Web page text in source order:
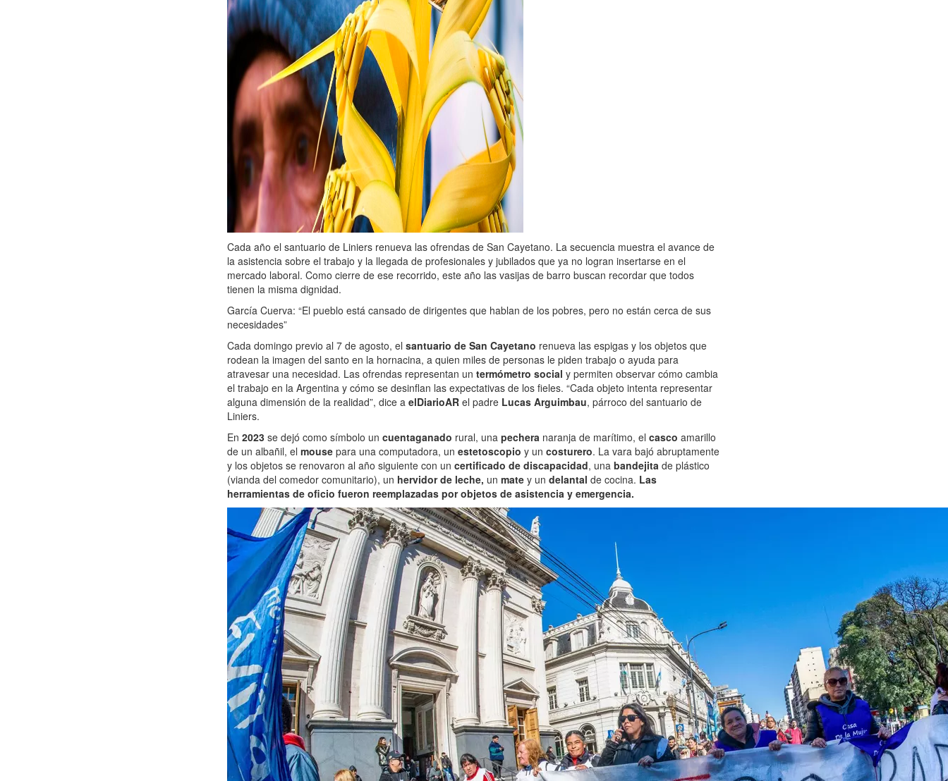
Cada año el santuario de Liniers renueva las ofrendas de San Cayetano. La secuencia muestra el avance de
la asistencia sobre el trabajo y la llegada de profesionales y jubilados que ya no logran insertarse en el
mercado laboral. Como cierre de ese recorrido, este año las vasijas de barro buscan recordar que todos
tienen la misma dignidad.
García Cuerva: “El pueblo está cansado de dirigentes que hablan de los pobres, pero no están cerca de sus
necesidades”
Cada domingo previo al 7 de agosto, el santuario de San Cayetano renueva las espigas y los objetos que
rodean la imagen del santo en la hornacina, a quien miles de personas le piden trabajo o ayuda para
atravesar una necesidad. Las ofrendas representan un termómetro social y permiten observar cómo cambia
el trabajo en la Argentina y cómo se desinflan las expectativas de los fieles. “Cada objeto intenta representar
alguna dimensión de la realidad”, dice a elDiarioAR el padre Lucas Arguimbau, párroco del santuario de
Liniers.
En 2023 se dejó como símbolo un cuentaganado rural, una pechera naranja de marítimo, el casco amarillo
de un albañil, el mouse para una computadora, un estetoscopio y un costurero. La vara bajó abruptamente
y los objetos se renovaron al año siguiente con un certificado de discapacidad, una bandejita de plástico
(vianda del comedor comunitario), un hervidor de leche, un mate y un delantal de cocina. Las
herramientas de oficio fueron reemplazadas por objetos de asistencia y emergencia.